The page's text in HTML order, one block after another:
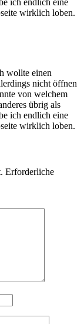
ich endlich eine
wirklich loben.
wollte einen
nicht öffnen
von welchem
übrig als
ich endlich eine
wirklich loben.
Erforderliche